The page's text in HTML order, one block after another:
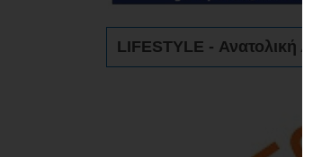
LIFESTYLELIFESTYLE - Ανατολική